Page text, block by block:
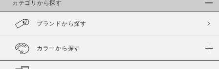
カテゴリから探す
ブランドから探す
カラーから探す